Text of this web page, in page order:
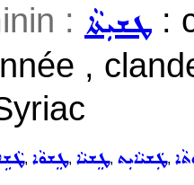
: ܛܫܝܼܬܵܐ :
,
, ܛܸܫܘܵܐ, ܛܸܫܝܵܐ, ܛܲܫܝܵܐܝܼܬ,